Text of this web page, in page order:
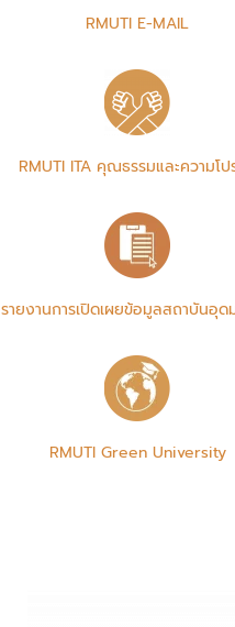
RMUTI E-MAIL
RMUTI ITA คุณธรรมและความโป
รายงานการเปิดเผยข้อมูลสถาบันอุด
RMUTI Green University